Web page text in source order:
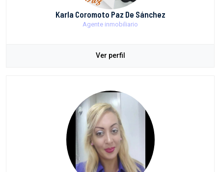
Karla Coromoto Paz De Sánchez
Agente inmobiliario
Ver perfil